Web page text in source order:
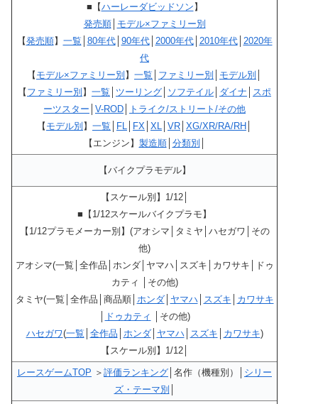
■【ハーレーダビッドソン】
発売順│ モデル×ファミリー別
【発売順】 一覧 80年代│ 90年代│ 2000年代│ 2010年代│ 2020年
代
【モデル×ファミリー別】 一覧 ファミリー別 モデル別
【ファミリー別】 一覧 ツーリング ソフテイル ダイナ
スポ
ーツスター V-ROD
トライク/ストリート/その他
【モデル別】 一覧 FL FX XL VR XG/XR/RA/RH
【エンジン】 製造順│ 分類別
【バイクプラモデル】
【スケール別】1/12│
■【1/12スケールバイクプラモ】
【1/12プラモメーカー別】(アオシマ│タミヤ│ハセガワ│その
他)
アオシマ(一覧│全作品│ホンダ│ヤマハ│スズキ│カワサキ│ドゥ
カティ │その他)
タミヤ(一覧│全作品│商品順│ ホンダ│ ヤマハ スズキ
カワサキ
ドゥカティ │その他)
ハセガワ(一覧 全作品 ホンダ│ ヤマハ スズキ カワサキ)
【スケール別】1/12│
レースゲームTOP ＞ 評価ランキング │名作（機種別）│ シリー
ズ・テーマ別